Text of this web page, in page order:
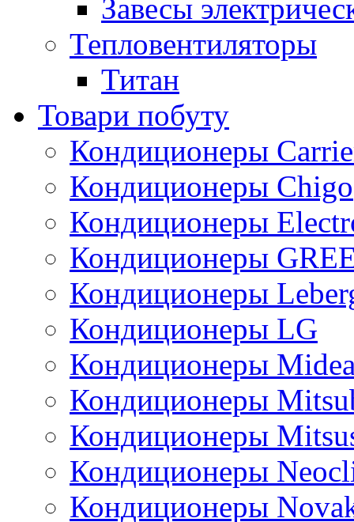
Завесы
Тепловентиляторы
Титан
Товари побуту
Кондиционеры
Кондиционеры Chigo
Кондиционеры
Кондиционеры
Кондиционеры
Кондиционеры LG
Кондиционеры
Кондиционеры
Кондиционеры
Кондиционеры
Кондиционеры